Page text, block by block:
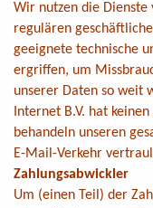
Wir nutzen die Dienste
regulären
geeignete technische
ergriffen, um
unserer Daten so weit
Internet B.V. hat
behandeln unseren
E-Mail-Verkehr
Zahlungsabwickler
Um (einen Teil) der